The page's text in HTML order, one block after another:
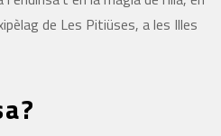
de Les Pitiüses, a les Illes